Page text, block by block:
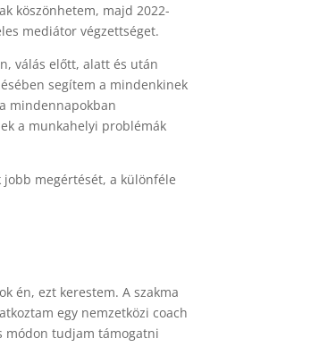
köszönhetem, majd 2022-
mediátor végzettséget.
válás előtt, alatt és után
segítem a mindenkinek
mindennapokban
a munkahelyi problémák
megértését, a különféle
én, ezt kerestem. A szakma
egy nemzetközi coach
módon tudjam támogatni